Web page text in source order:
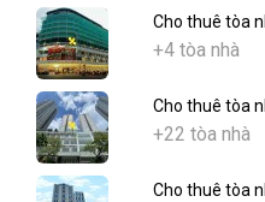
Cho thuê tòa
+4 tòa nhà
Cho thuê tòa
+22 tòa nhà
Cho thuê tòa